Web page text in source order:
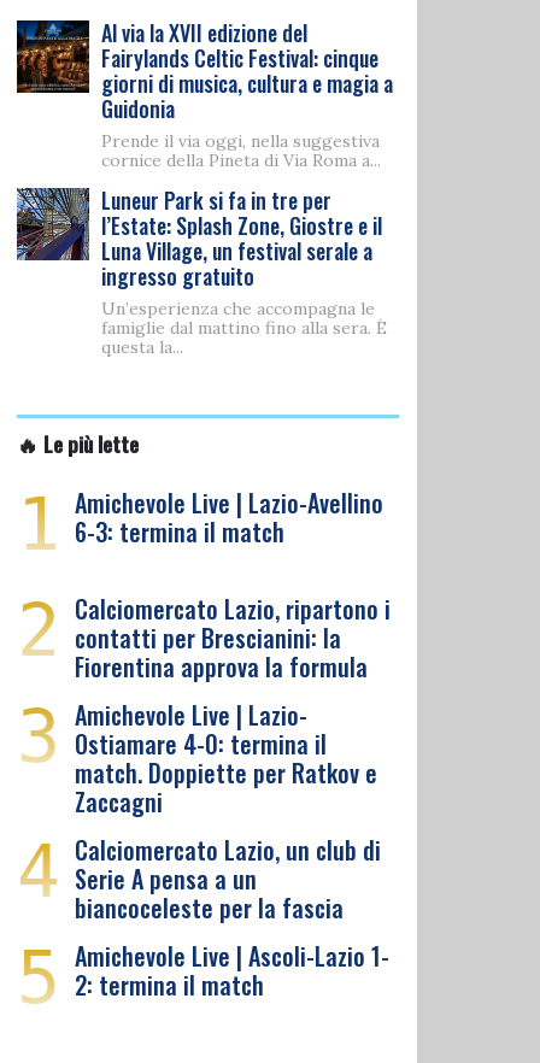
Al via la XVII edizione del
Fairylands Celtic Festival: cinque
giorni di musica, cultura e magia a
Guidonia
Prende il via oggi, nella suggestiva
cornice della Pineta di Via Roma a...
Luneur Park si fa in tre per
l’Estate: Splash Zone, Giostre e il
Luna Village, un festival serale a
ingresso gratuito
Un’esperienza che accompagna le
famiglie dal mattino fino alla sera. È
questa la...
🔥 Le più lette
1 Amichevole Live | Lazio-Avellino
6-3: termina il match
2 Calciomercato Lazio, ripartono i
contatti per Brescianini: la
Fiorentina approva la formula
3 Amichevole Live | Lazio-
Ostiamare 4-0: termina il
match. Doppiette per Ratkov e
Zaccagni
4 Calciomercato Lazio, un club di
Serie A pensa a un
biancoceleste per la fascia
5 Amichevole Live | Ascoli-Lazio 1-
2: termina il match